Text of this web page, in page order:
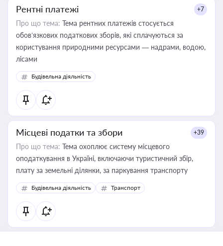
Рентні платежі +7
Про що тема: Тема рентних платежів стосується
обов’язкових податкових зборів, які сплачуються за
користування природними ресурсами — надрами, водою,
лісами
Будівельна діяльність
Місцеві податки та збори +39
Про що тема: Тема охоплює систему місцевого
оподаткування в Україні, включаючи туристичний збір,
плату за земельні ділянки, за паркування транспорту
Будівельна діяльність Транспорт